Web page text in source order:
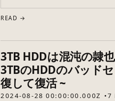
READ →
3TB HDDは混沌の隷
3TBのHDDのバッド
復して復活 ~
2024-08-28 00:00:00.000Z 7